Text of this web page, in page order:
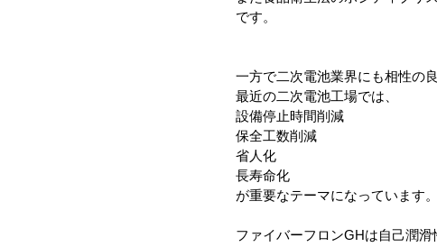
です。
一方で二次電池業界にも相性の
最近の二次電池工場では、
設備停止時間削減
保全工数削減
省人化
長寿命化
が重要なテーマになっています。
ファイバーフロンGHは自己潤